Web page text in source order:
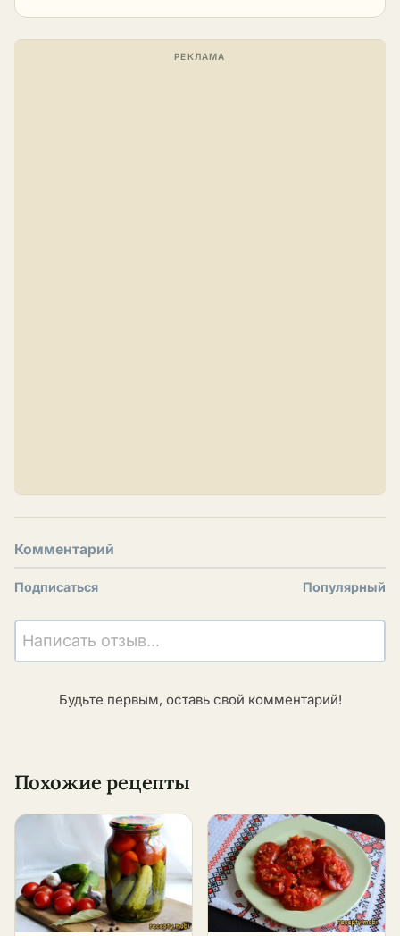
Комментарий
Подписаться Популярный
Написать отзыв...
Будьте первым, оставь свой комментарий!
Похожие рецепты